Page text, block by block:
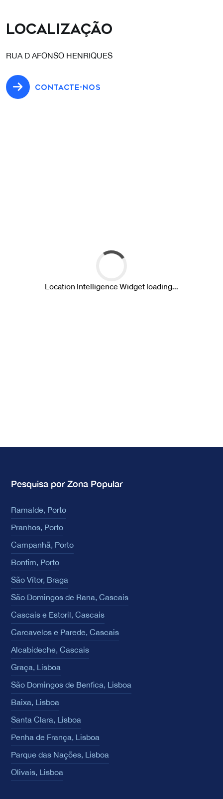
Localização
RUA D AFONSO HENRIQUES
CONTACTE-NOS
Pesquisa por Zona Popular
Ramalde, Porto
Pranhos, Porto
Campanhã, Porto
Bonfim, Porto
São Vítor, Braga
São Domingos de Rana, Cascais
Cascais e Estoril, Cascais
Carcavelos e Parede, Cascais
Alcabideche, Cascais
Graça, Lisboa
São Domingos de Benfica, Lisboa
Baixa, Lisboa
Santa Clara, Lisboa
Penha de França, Lisboa
Parque das Nações, Lisboa
Olivais, Lisboa